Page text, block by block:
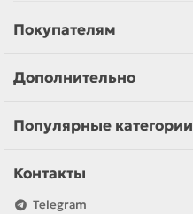
Покупателям
Дополнительно
Популярные категории
Контакты
Telegram